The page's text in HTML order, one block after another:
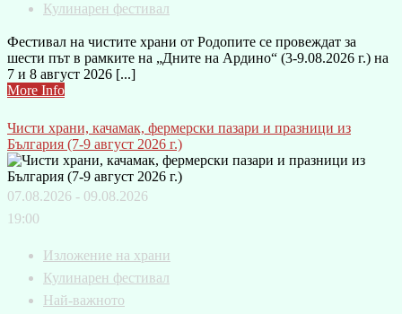
Кулинарен фестивал
Фестивал на чистите храни от Родопите се провеждат за
шести път в рамките на „Дните на Ардино“ (3-9.08.2026 г.) на
7 и 8 август 2026 [...]
More Info
Чисти храни, качамак, фермерски пазари и празници из
България (7-9 август 2026 г.)
07.08.2026 - 09.08.2026
19:00
Изложение на храни
Кулинарен фестивал
Най-важното